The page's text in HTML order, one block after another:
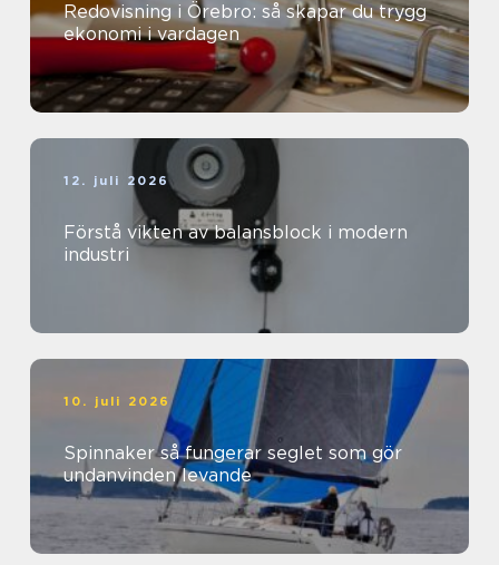
Redovisning i Örebro: så skapar du trygg
ekonomi i vardagen
12. juli 2026
Förstå vikten av balansblock i modern
industri
10. juli 2026
Spinnaker så fungerar seglet som gör
undanvinden levande